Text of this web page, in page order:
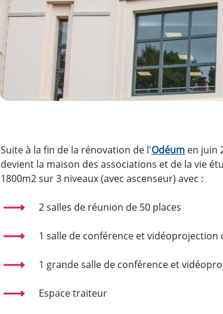
Suite à la fin de la rénovation de l'Odéum en juin
devient la maison des associations et de la vie
1800m2 sur 3 niveaux (avec ascenseur) avec :
2 salles de réunion de 50 places
1 salle de conférence et vidéoprojection
1 grande salle de conférence et
Espace traiteur